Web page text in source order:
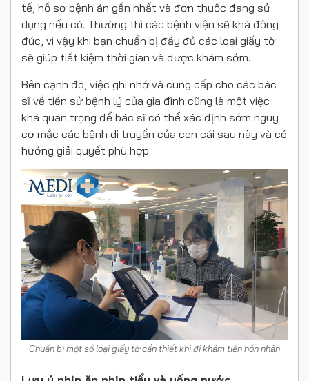
tế, hồ sơ bệnh án gần nhất và đơn thuốc đang sử
dụng nếu có. Thường thì các bệnh viện sẽ khá đông
đúc, vì vậy khi bạn chuẩn bị đầy đủ các loại giấy tờ
sẽ giúp tiết kiệm thời gian và được khám sớm.
Bên cạnh đó, việc ghi nhớ và cung cấp cho các bác
sĩ về tiền sử bệnh lý của gia đình cũng là một việc
khá quan trọng để bác sĩ có thể xác định sớm nguy
cơ mắc các bệnh di truyền của con cái sau này và có
hướng giải quyết phù hợp.
Chuẩn bị một số loại giấy tờ cần thiết khi đi khám tiền hôn nhân